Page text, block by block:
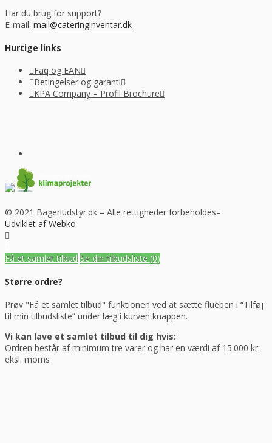
Har du brug for support?
E-mail: mail@cateringinventar.dk
Hurtige links
Faq og EAN
Betingelser og garanti
KPA Company – Profil Brochure
© 2021 Bageriudstyr.dk – Alle rettigheder forbeholdes–
Udviklet af Webko
Få et samlet tilbud Se din tilbudsliste (0)
Større ordre?
Prøv "Få et samlet tilbud" funktionen ved at sætte flueben i “Tilføj
til min tilbudsliste” under læg i kurven knappen.
Vi kan lave et samlet tilbud til dig hvis:
Ordren består af minimum tre varer og har en værdi af 15.000 kr.
eksl. moms